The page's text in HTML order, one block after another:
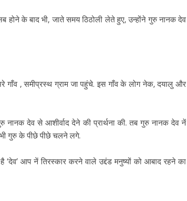
होने के बाद भी, जाते समय ठिठोली लेते हुए, उन्होंने गुरु नानक देव
, समीप्रस्थ ग्राम जा पहुंचे. इस गाँव के लोग नेक, दयालु और
देव से आशीर्वाद देने की प्रार्थना की. तब गुरु नानक देव नें
गुरु के पीछे पीछे चलने लगे.
आप नें तिरस्कार करने वाले उद्दंड मनुष्यों को आबाद रहने का